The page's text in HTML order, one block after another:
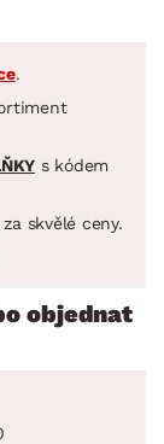
.
s kódem
skvělé ceny.
objednat